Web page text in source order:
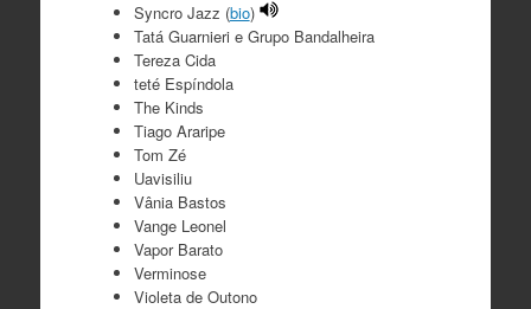
Syncro Jazz (bio)
Tatá Guarnieri e Grupo Bandalheira
Tereza Cida
teté Espíndola
The Kinds
Tiago Araripe
Tom Zé
Uavisiliu
Vânia Bastos
Vange Leonel
Vapor Barato
Verminose
Violeta de Outono